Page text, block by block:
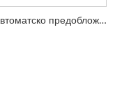
Автоматско предобложување Машина за ламинирање филм за едно лице